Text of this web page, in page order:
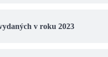
v roku 2023